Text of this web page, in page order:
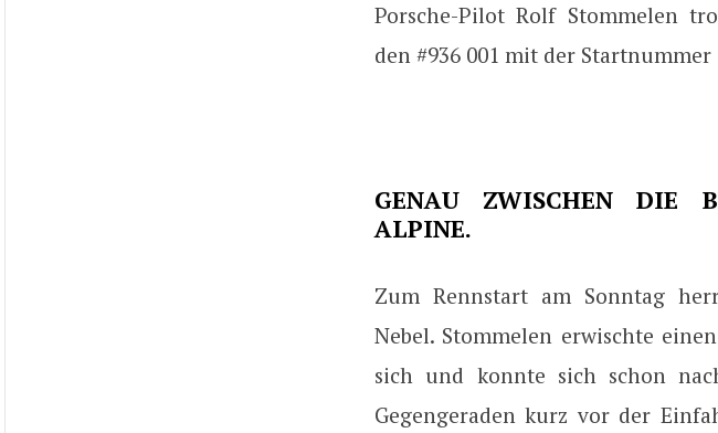
Porsche-Pilot Rolf Stommelen
den #936 001 mit der
GENAU ZWISCHEN DIE
ALPINE.
Zum Rennstart am Sonntag
Nebel. Stommelen erwischte
sich und konnte sich schon
Gegengeraden kurz vor der